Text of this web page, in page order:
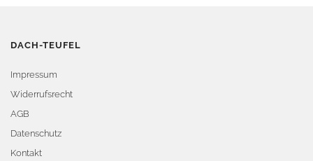
DACH-TEUFEL
Impressum
Widerrufsrecht
AGB
Datenschutz
Kontakt